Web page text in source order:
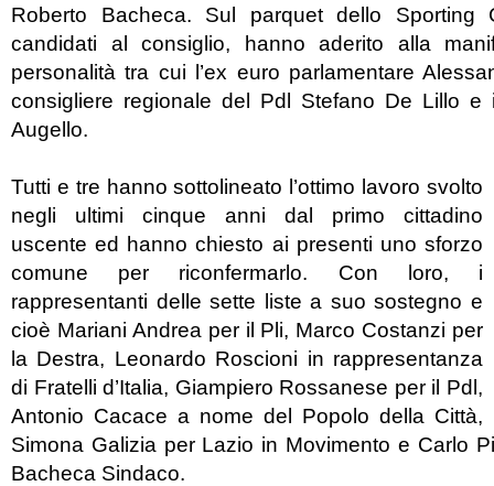
Roberto Bacheca. Sul parquet dello Sporting
candidati al consiglio, hanno aderito alla
personalità tra cui l’ex euro parlamentare
consigliere regionale del Pdl Stefano De Lillo e
Augello.
Tutti e tre hanno sottolineato l’ottimo lavoro svolto
negli ultimi cinque anni dal primo cittadino
uscente ed hanno chiesto ai presenti uno sforzo
comune per riconfermarlo. Con loro, i
rappresentanti delle sette liste a suo sostegno e
cioè Mariani Andrea per il Pli, Marco Costanzi per
la Destra, Leonardo Roscioni in rappresentanza
di Fratelli d’Italia, Giampiero Rossanese per il Pdl,
Antonio Cacace a nome del Popolo della Città,
Simona Galizia per Lazio in Movimento e Carlo
Bacheca Sindaco.